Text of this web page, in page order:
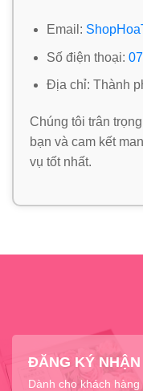
Email:
Số điện thoại:
Địa chỉ: Thành
Chúng tôi trân
bạn và cam kết
vụ tốt nhất.
ĐĂNG KÝ
Dành cho khách